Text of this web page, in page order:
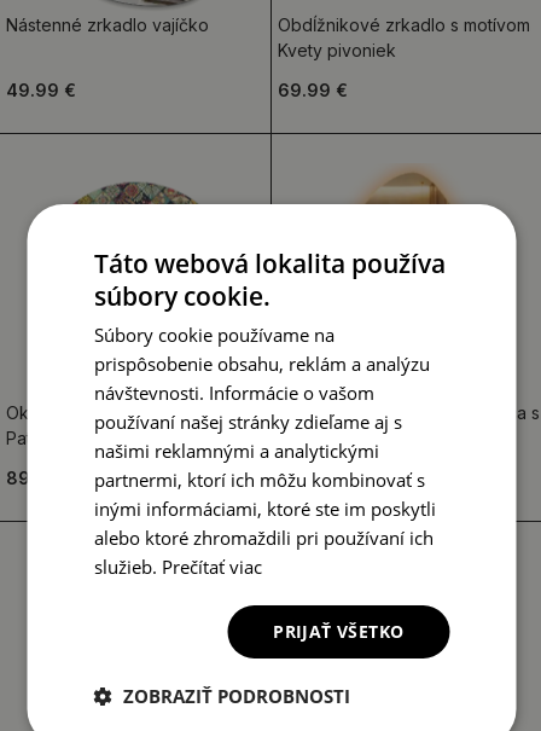
Nástenné zrkadlo vajíčko
49.99 €
Obdĺžnikové zrkadlo s motívom
Kvety pivoniek
69.99 €
Okrúhle zrkadlo rám s potlačou
Patchworkové dlaždice
89.99 €
Nástenné zrkadlo v tvare vajca s
LED podsvietením
84.99 €
Táto webová lokalita používa
súbory cookie.
Súbory cookie používame na
prispôsobenie obsahu, reklám a analýzu
návštevnosti. Informácie o vašom
používaní našej stránky zdieľame aj s
našimi reklamnými a analytickými
partnermi, ktorí ich môžu kombinovať s
inými informáciami, ktoré ste im poskytli
alebo ktoré zhromaždili pri používaní ich
služieb. Prečítať viac
PRIJAŤ VŠETKO
ZOBRAZIŤ PODROBNOSTI